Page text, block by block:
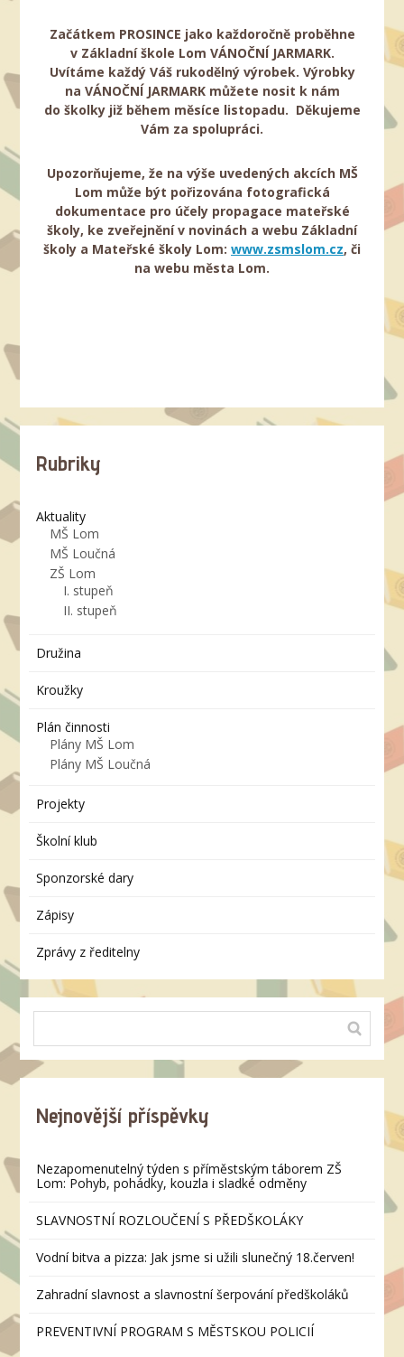
Začátkem PROSINCE jako každoročně proběhne
v Základní škole Lom VÁNOČNÍ JARMARK.
Uvítáme každý Váš rukodělný výrobek. Výrobky
na VÁNOČNÍ JARMARK můžete nosit k nám
do školky již během měsíce listopadu. Děkujeme
Vám za spolupráci.
Upozorňujeme, že na výše uvedených akcích MŠ
Lom může být pořizována fotografická
dokumentace pro účely propagace mateřské
školy, ke zveřejnění v novinách a webu Základní
školy a Mateřské školy Lom: www.zsmslom.cz, či
na webu města Lom.
Rubriky
Aktuality
MŠ Lom
MŠ Loučná
ZŠ Lom
I. stupeň
II. stupeň
Družina
Kroužky
Plán činnosti
Plány MŠ Lom
Plány MŠ Loučná
Projekty
Školní klub
Sponzorské dary
Zápisy
Zprávy z ředitelny
Nejnovější příspěvky
Nezapomenutelný týden s příměstským táborem ZŠ
Lom: Pohyb, pohádky, kouzla i sladké odměny
SLAVNOSTNÍ ROZLOUČENÍ S PŘEDŠKOLÁKY
Vodní bitva a pizza: Jak jsme si užili slunečný 18.červen!
Zahradní slavnost a slavnostní šerpování předškoláků
PREVENTIVNÍ PROGRAM S MĚSTSKOU POLICIÍ